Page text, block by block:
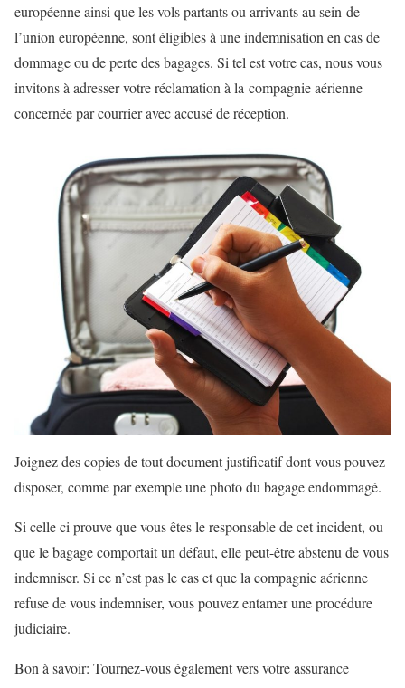
européenne ainsi que les vols partants ou arrivants au sein de
l’union européenne, sont éligibles à une indemnisation en cas de
dommage ou de perte des bagages. Si tel est votre cas, nous vous
invitons à adresser votre réclamation à la compagnie aérienne
concernée par courrier avec accusé de réception.
Joignez des copies de tout document justificatif dont vous pouvez
disposer, comme par exemple une photo du bagage endommagé.
Si celle ci prouve que vous êtes le responsable de cet incident, ou
que le bagage comportait un défaut, elle peut-être abstenu de vous
indemniser. Si ce n’est pas le cas et que la compagnie aérienne
refuse de vous indemniser, vous pouvez entamer une procédure
judiciaire.
Bon à savoir: Tournez-vous également vers votre assurance